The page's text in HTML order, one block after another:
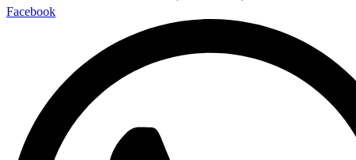
Facebook